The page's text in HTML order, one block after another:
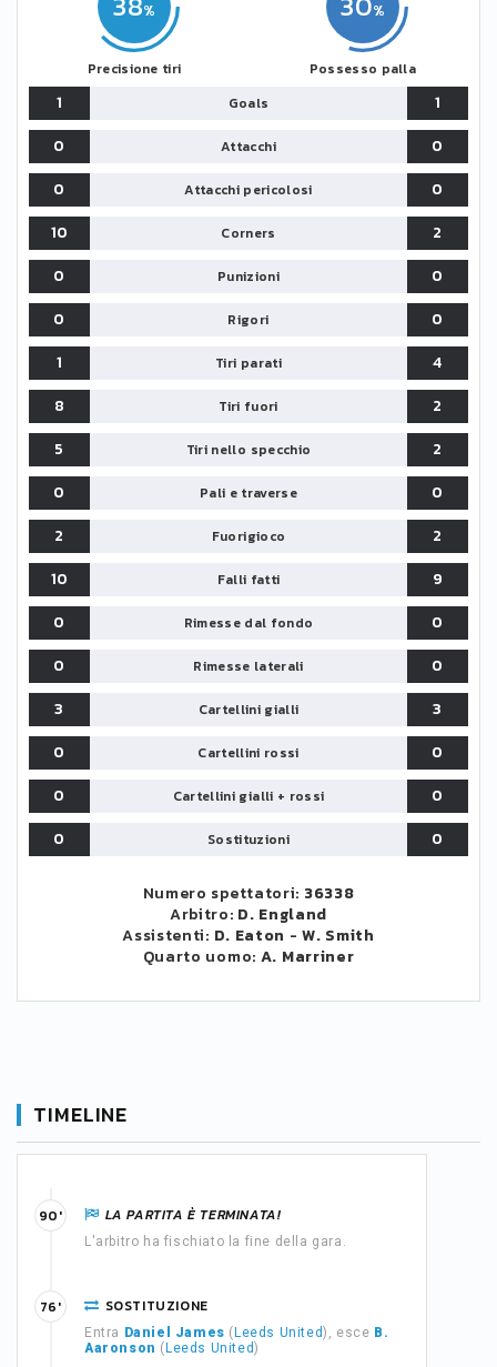
Precisione tiri Possesso palla
1 Goals
1
0
Attacchi
0
0
Attacchi pericolosi
0
10
Corners
2
0
Punizioni
0
0
Rigori
0
1
Tiri parati
4
8
Tiri fuori
2
5
Tiri nello specchio
2
0
Pali e traverse
0
2
Fuorigioco
2
10
Falli fatti
9
0
Rimesse dal fondo
0
0
Rimesse laterali
0
3
Cartellini gialli
3
0
Cartellini rossi
0
0
Cartellini gialli + rossi
0
0
Sostituzioni 0
Numero spettatori: 36338
Arbitro: D. England
Assistenti: D. Eaton -W. Smith
Quarto uomo: A. Marriner
TIMELINE
LA PARTITA È TERMINATA!
L'arbitro ha fischiato la fine della gara.
90'
SOSTITUZIONE
Entra Daniel James ( Leeds United), esce B.
Aaronson ( Leeds United)
76'